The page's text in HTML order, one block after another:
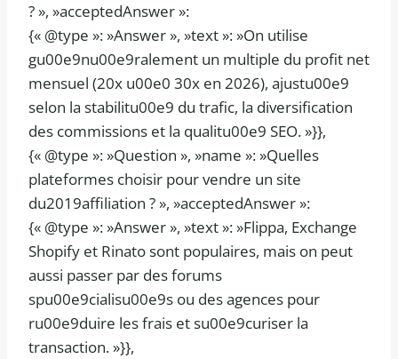
? », »acceptedAnswer »:
{« @type »: »Answer », »text »: »On utilise
gu00e9nu00e9ralement un multiple du profit net
mensuel (20x u00e0 30x en 2026), ajustu00e9
selon la stabilitu00e9 du trafic, la diversification
des commissions et la qualitu00e9 SEO. »}},
{« @type »: »Question », »name »: »Quelles
plateformes choisir pour vendre un site
du2019affiliation ? », »acceptedAnswer »:
{« @type »: »Answer », »text »: »Flippa, Exchange
Shopify et Rinato sont populaires, mais on peut
aussi passer par des forums
spu00e9cialisu00e9s ou des agences pour
ru00e9duire les frais et su00e9curiser la
transaction. »}},